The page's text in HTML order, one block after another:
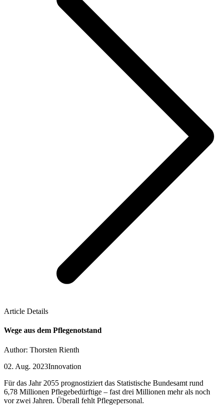
Article Details
Wege aus dem Pflegenotstand
Author: Thorsten Rienth
02. Aug. 2023Innovation
Für das Jahr 2055 prognostiziert das Statistische Bundesamt rund
6,78 Millionen Pflegebedürftige – fast drei Millionen mehr als noch
vor zwei Jahren. Überall fehlt Pflegepersonal.